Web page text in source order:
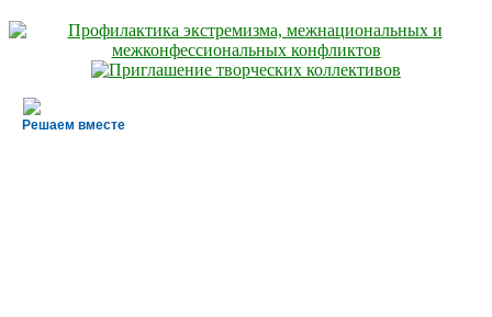
Решаем вместе